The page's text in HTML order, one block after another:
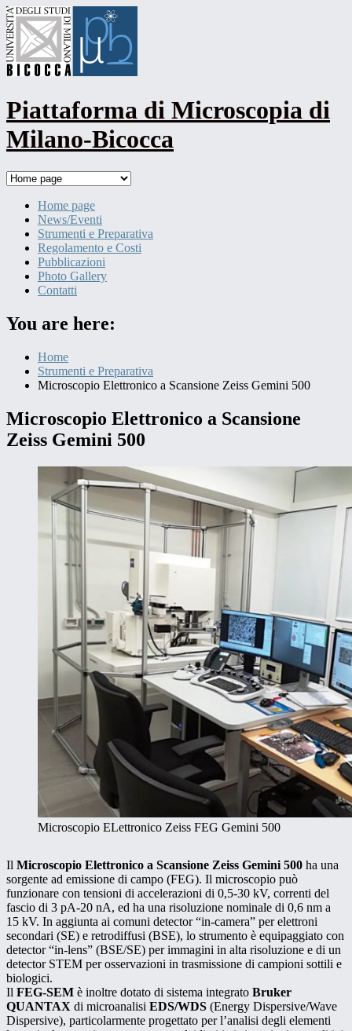
Skip
to
content
Piattaforma di Microscopia di
Milano-Bicocca
Home page
News/Eventi
Strumenti e Preparativa
Regolamento e Costi
Pubblicazioni
Photo Gallery
Contatti
You are here:
Home
Strumenti e Preparativa
Microscopio Elettronico a Scansione Zeiss Gemini 500
Microscopio Elettronico a Scansione
Zeiss Gemini 500
Microscopio ELettronico Zeiss FEG Gemini 500
Il Microscopio Elettronico a Scansione Zeiss Gemini 500 ha una
sorgente ad emissione di campo (FEG). Il microscopio può
funzionare con tensioni di accelerazioni di 0,5-30 kV, correnti del
fascio di 3 pA-20 nA, ed ha una risoluzione nominale di 0,6 nm a
15 kV. In aggiunta ai comuni detector “in-camera” per elettroni
secondari (SE) e retrodiffusi (BSE), lo strumento è equipaggiato con
detector “in-lens” (BSE/SE) per immagini in alta risoluzione e di un
detector STEM per osservazioni in trasmissione di campioni sottili e
biologici.
Il FEG-SEM è inoltre dotato di sistema integrato Bruker
QUANTAX di microanalisi EDS/WDS (Energy Dispersive/Wave
Dispersive), particolarmente progettato per l’analisi degli elementi